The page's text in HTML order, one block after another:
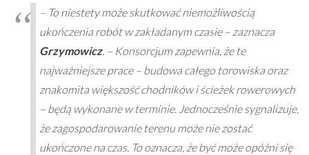
– To niestety może skutkować niemożliwością
ukończenia robót w zakładanym czasie –zaznacza
Grzymowicz. – Konsorcjum zapewnia, że te
najważniejsze prace – budowa całego torowiska oraz
znakomita większość chodników i ścieżek rowerowych
– będą wykonane w terminie. Jednocześnie sygnalizuje,
że zagospodarowanie terenu może nie zostać
ukończone na czas. To oznacza, że być może opóźni się